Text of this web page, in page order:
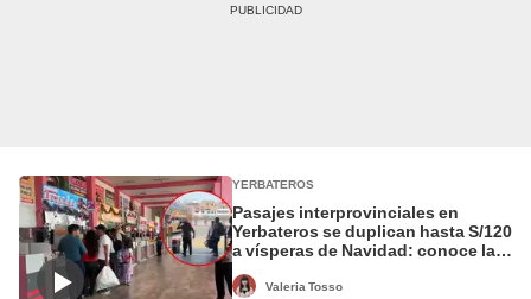
YERBATEROS
Pasajes interprovinciales en
Yerbateros se duplican hasta S/120
a vísperas de Navidad: conoce las
Valeria Tosso